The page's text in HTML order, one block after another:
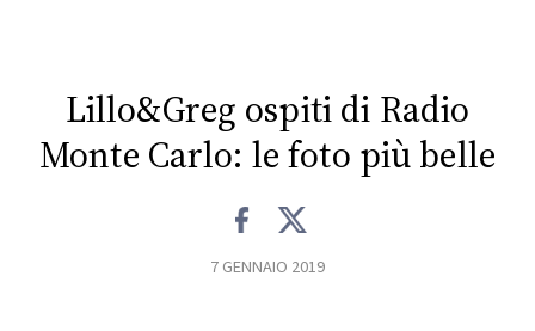
Lillo&Greg ospiti di Radio
Monte Carlo: le foto più belle
7 GENNAIO 2019